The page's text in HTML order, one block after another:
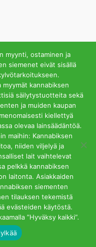
Verkkokaupasta ja
Helsinki
myynti, ostaminen ja
siemenet eivät sisällä
kannabiksen
säilytystuotteita sekä
ja muiden kaupan
kiellettyä
olevaa lainsäädäntöä.
maihin: Kannabiksen
niiden viljelyä ja
lait vaihtelevat
pelkkä kannabiksen
laitonta. Asiakkaiden
siementen
tilauksen tekemistä
evästeiden käytöstä.
”Hyväksy kaikki”.